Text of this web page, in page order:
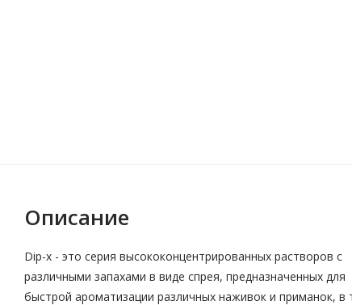
Описание
Dip-x - это серия высококонцентрированных растворов с
различными запахами в виде спрея, предназначенных для
быстрой ароматизации различных наживок и приманок, в